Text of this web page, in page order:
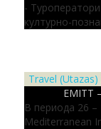
-
културно-
Travel
EMITT
В периода 26 –
Mediterranean